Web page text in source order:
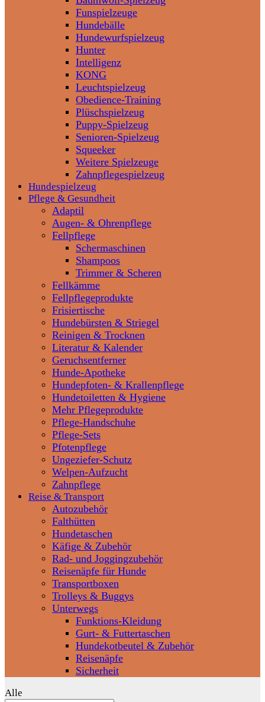
Funspielzeuge
Hundebälle
Hundewurfspielzeug
Hunter
Intelligenz
KONG
Leuchtspielzeug
Obedience-Training
Plüschspielzeug
Puppy-Spielzeug
Senioren-Spielzeug
Squeeker
Weitere Spielzeuge
Zahnpflegespielzeug
Hundespielzeug
Pflege & Gesundheit
Adaptil
Augen- & Ohrenpflege
Fellpflege
Schermaschinen
Shampoos
Trimmer & Scheren
Fellkämme
Fellpflegeprodukte
Frisiertische
Hundebürsten & Striegel
Reinigen & Trocknen
Literatur & Kalender
Geruchsentferner
Hunde-Apotheke
Hundepfoten- & Krallenpflege
Hundetoiletten & Hygiene
Mehr Pflegeprodukte
Pflege-Handschuhe
Pflege-Sets
Pfotenpflege
Ungeziefer-Schutz
Welpen-Aufzucht
Zahnpflege
Reise & Transport
Autozubehör
Falthütten
Hundetaschen
Käfige & Zubehör
Rad- und Joggingzubehör
Reisenäpfe für Hunde
Transportboxen
Trolleys & Buggys
Unterwegs
Funktions-Kleidung
Gurt- & Futtertaschen
Hundekotbeutel & Zubehör
Reisenäpfe
Sicherheit
Alle